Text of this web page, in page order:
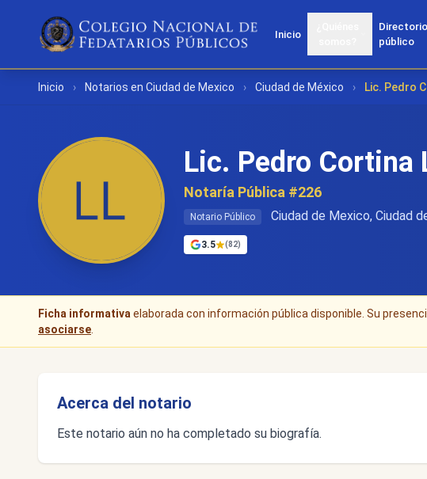
Inicio
Directorio
público
Inicio › Notarios en Ciudad de Mexico › Ciudad de México › Lic. Pedro
Lic. Pedro Cortina
Notaría Pública #226
Notario Público Ciudad de Mexico, Ciudad
3.5 (82)
Ficha informativa elaborada con información pública disponible. Su
asociarse
Acerca del notario
Este notario aún no ha completado su biografía.